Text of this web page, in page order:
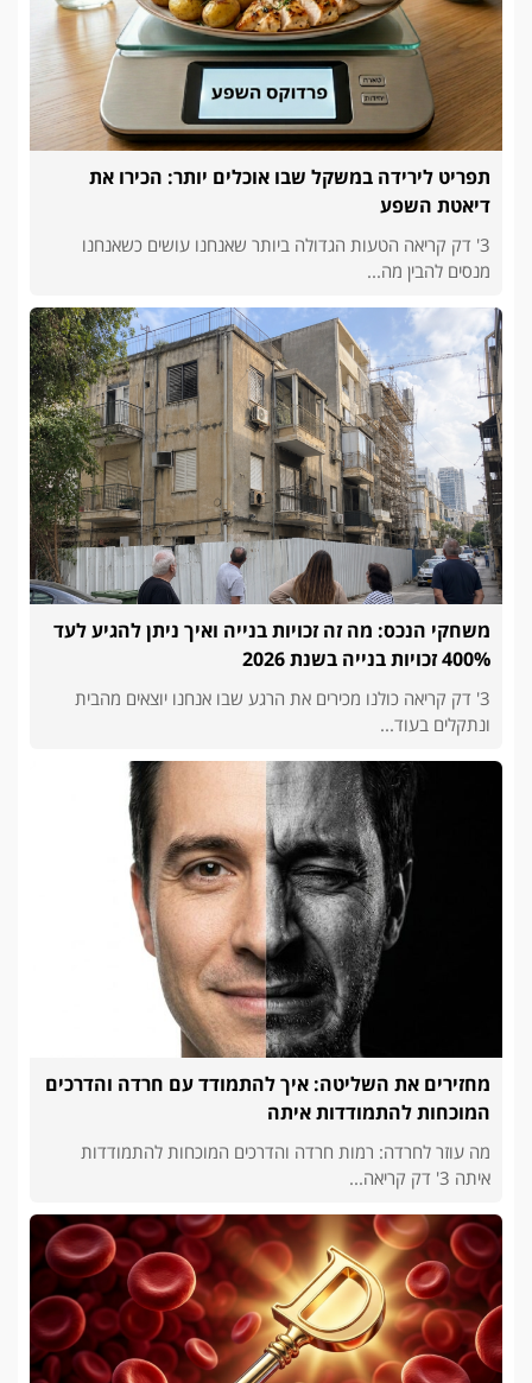
תפריט לירידה במשקל שבו אוכלים יותר: הכירו את
דיאטת השפע
3' דק קריאה הטעות הגדולה ביותר שאנחנו עושים כשאנחנו
מנסים להבין מה...
משחקי הנכס: מה זה זכויות בנייה ואיך ניתן להגיע לעד
400% זכויות בנייה בשנת 2026
3' דק קריאה כולנו מכירים את הרגע שבו אנחנו יוצאים מהבית
ונתקלים בעוד...
מחזירים את השליטה: איך להתמודד עם חרדה והדרכים
המוכחות להתמודדות איתה
מה עוזר לחרדה: רמות חרדה והדרכים המוכחות להתמודדות
איתה 3' דק קריאה...